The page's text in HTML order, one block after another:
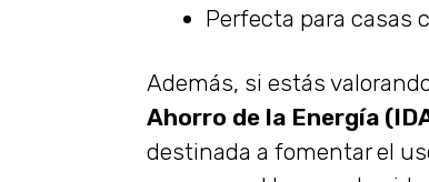
Perfecta para casas
Además, si estás
Ahorro de la Energía
destinada a fomentar el